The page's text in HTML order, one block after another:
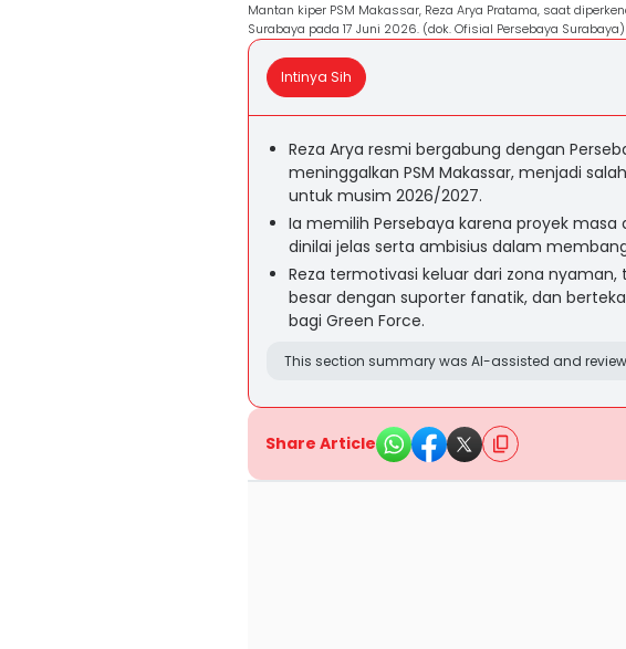
Mantan kiper PSM Makassar, Reza Arya Pratama, saat
Surabaya pada 17 Juni 2026. (dok. Ofisial Persebaya Surabaya)
Intinya Sih
Reza Arya resmi bergabung dengan
meninggalkan PSM Makassar, menjadi
untuk musim 2026/2027.
Ia memilih Persebaya karena proyek
dinilai jelas serta ambisius dalam
Reza termotivasi keluar dari zona
besar dengan suporter fanatik, dan
bagi Green Force.
This section summary was AI-assisted and
Share Article